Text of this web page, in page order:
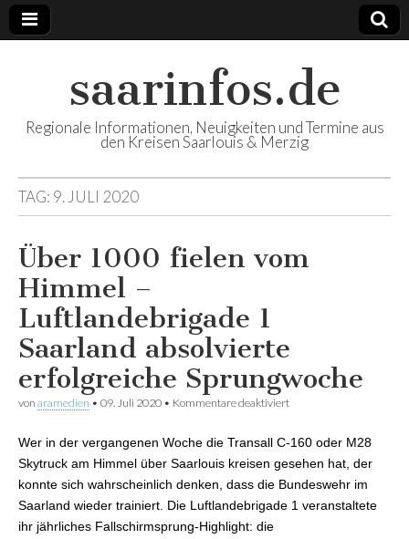
saarinfos.de
Regionale Informationen, Neuigkeiten und Termine aus
den Kreisen Saarlouis & Merzig
TAG: 9. JULI 2020
Über 1000 fielen vom
Himmel –
Luftlandebrigade 1
Saarland absolvierte
erfolgreiche Sprungwoche
von aramedien • 09. Juli 2020 • Kommentare deaktiviert
Saarland absolvierte
erfolgreiche
Wer in der vergangenen Woche die Transall C-160 oder M28
Skytruck am Himmel über Saarlouis kreisen gesehen hat, der
konnte sich wahrscheinlich denken, dass die Bundeswehr im
Saarland wieder trainiert. Die Luftlandebrigade 1 veranstaltete
ihr jährliches Fallschirmsprung-Highlight: die